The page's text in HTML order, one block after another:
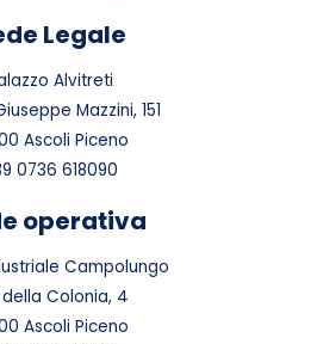
Legale
Alvitreti
Mazzini, 151
Ascoli Piceno
0736 618090
operativa
Campolungo
Colonia, 4
Ascoli Piceno